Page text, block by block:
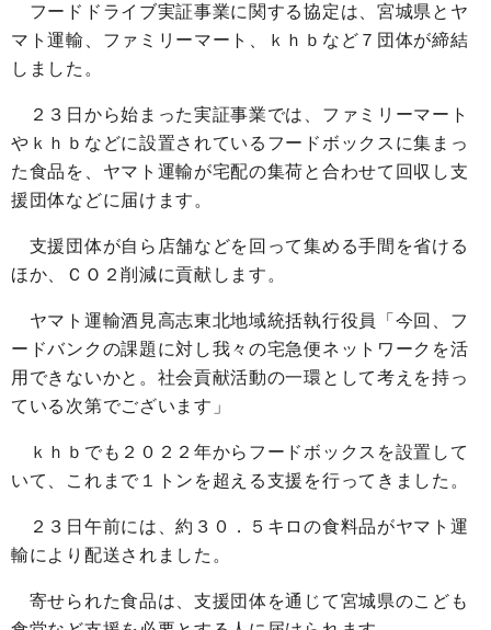
フードドライブ実証事業に関する協定は、宮城県とヤ
マト運輸、ファミリーマート、ｋｈｂなど７団体が締結
しました。
２３日から始まった実証事業では、ファミリーマート
やｋｈｂなどに設置されているフードボックスに集まっ
た食品を、ヤマト運輸が宅配の集荷と合わせて回収し支
援団体などに届けます。
支援団体が自ら店舗などを回って集める手間を省ける
ほか、ＣＯ２削減に貢献します。
ヤマト運輸酒見高志東北地域統括執行役員「今回、フ
ードバンクの課題に対し我々の宅急便ネットワークを活
用できないかと。社会貢献活動の一環として考えを持っ
ている次第でございます」
ｋｈｂでも２０２２年からフードボックスを設置して
いて、これまで１トンを超える支援を行ってきました。
２３日午前には、約３０．５キロの食料品がヤマト運
輸により配送されました。
寄せられた食品は、支援団体を通じて宮城県のこども